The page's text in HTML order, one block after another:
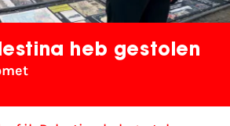
heb gestolen